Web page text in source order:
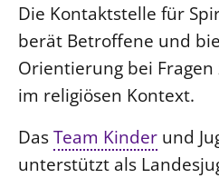
Die Kontaktstelle für
berät Betroffene und
Orientierung bei
im religiösen Kontext.
DasTeam Kinder und
unterstützt als